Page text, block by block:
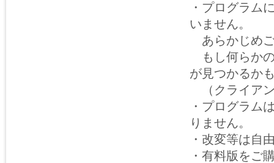
・プログラム
いません。
あらかじめ
もし何らか
が見つかるか
（クライア
・プログラム
りません。
・改変等は自
・有料版をご